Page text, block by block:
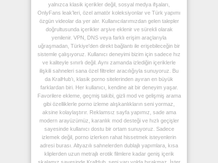
yalnızca klasik içerikler değil, sosyal medya ifşaları,
OnlyFans leak’leri, özel amatör koleksiyonlar ve Türk yapımı
özgün videolar da yer alır. Kullanıcılarımızdan gelen talepler
doğrultusunda içerikler arşive eklenir ve sürekli olarak
yenilenir. VPN, DNS veya farklı erişim araçlarıyla
uğraşmadan, Türkiye'den direkt bağlantı ile erişebileceğin bir
sistemle çalışıyoruz. Kullanıcı deneyimi bizim için sadece hız
ve kaliteyle sınırlı değil. Aynı zamanda izlediğin içeriklerle
ilişkili sahneleri sana özel filtreler aracılığıyla sunuyoruz. Bu
da KralHub’ı, klasik porno sitelerinden ayıran en büyük
farklardan biri. Her kullanıcı, kendine ait bir deneyim yaşar.
Favorilere ekleme, geçmiş takibi, gizli mod ve gelişmiş arama
gibi özelliklerle porno izleme alışkanlıkların seni yormaz,
aksine kolaylaştırır. Reklamsız sayfa yapımız, sade ama
modern arayüzümüz, karanlık mod desteği ve hızlı geçişler
sayesinde kullanıcı dostu bir ortam sunuyoruz. Sadece
izlemek değil, porno izlerken rahat hissetmek isteyenlerin
adresi burası. Altyazılı sahnelerden dublajlı yapımlara, kısa
kliplerden uzun metrajlı erotik filmlere kadar geniş içerik